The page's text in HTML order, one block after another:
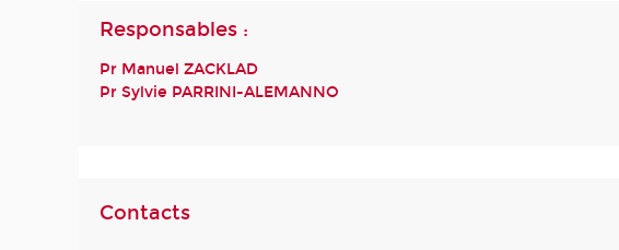
Responsables :
Pr Manuel ZACKLAD
Pr Sylvie PARRINI-ALEMANNO
Contacts